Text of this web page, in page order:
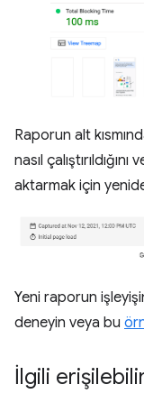
Raporun alt
nasıl
aktarmak için
Yeni raporun
deneyin veya bu
İlgili